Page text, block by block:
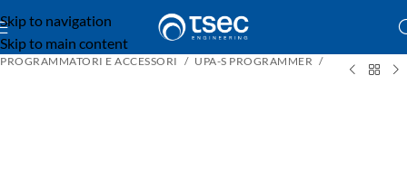
Skip to navigation
Skip to main content
PROGRAMMATORI E ACCESSORI UPA-S PROGRAMMER